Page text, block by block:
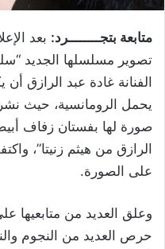
متابعة بتجــــــــرد: بعد
تصوير مسلسلها الجديد
الفنانة غادة عبد الرازق
يحمل الرومانسية، حيث
صورة لها بفستان زفاف
الرازق من هيثم زنيتا”،
على الصورة.
وعلق العديد من متابعيها
حرص العديد من النجوم